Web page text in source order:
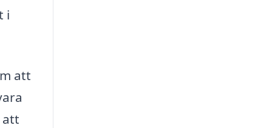
i
att
att